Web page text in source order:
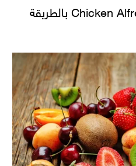
طريقة عمل Chicken Alfredo Pasta بالطريقة